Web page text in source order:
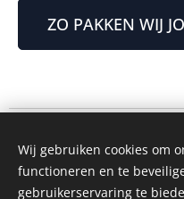
ZO PAKKEN WIJ
Wij gebruiken cookies om
functioneren en te
gebruikerservaring te